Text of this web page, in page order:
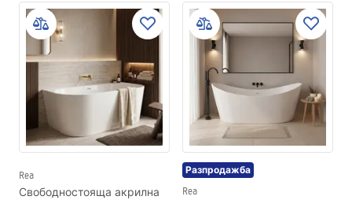
Rea
Свободностояща акрилна
Разпродажба
Rea